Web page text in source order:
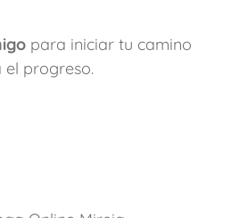
para iniciar tu camino
el progreso.